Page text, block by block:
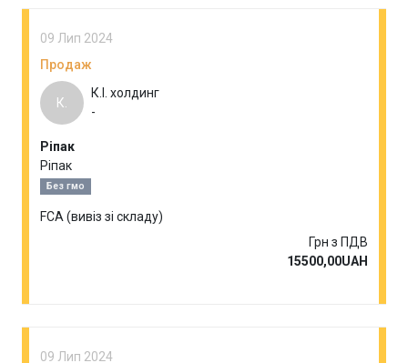
09 Лип 2024
Продаж
К.
К.І. холдинг
-
Ріпак
Ріпак
Без гмо
FCA (вивіз зі складу)
Грн з ПДВ
15500,00UAH
09 Лип 2024